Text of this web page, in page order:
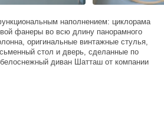
наполнением: циклорама
фанеры во всю длину панорамного
оригинальные винтажные стулья,
стол и дверь, сделанные по
диван Шатташ от компании